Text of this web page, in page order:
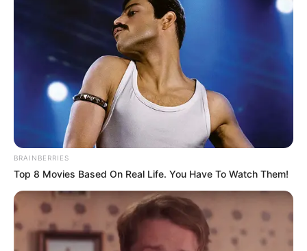
May 20, 2026
BRAINBERRIES
Top 8 Movies Based On Real Life. You Have To Watch Them!